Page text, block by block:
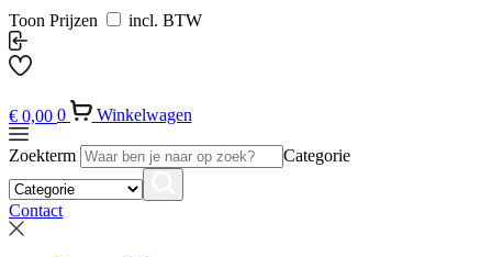
Toon Prijzen incl. BTW
€ 0,00 0 Winkelwagen
Zoekterm Categorie
Contact